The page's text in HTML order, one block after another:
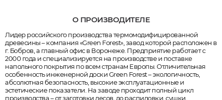
О ПРОИЗВОДИТЕЛЕ
Лидер российского производства термомодифицированной
древесины – компания «Green Forest», завод которой расположен в
г. Бобров, а главный офис в Воронеже. Предприятие работает с
2000 года и специализируется на производстве и поставке
напольного покрытия по всем странам Европы. Отличительная
особенность инженерной доски Green Forest – экологичность,
абсолютная безопасность, высокие эксплуатационные и
эстетические показатели. На заводе проходит полный цикл
производства – от заготовки лесов, до распиловки, сушки,